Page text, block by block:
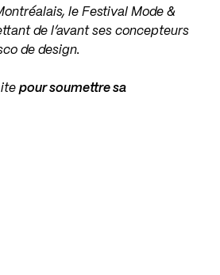
le Festival Mode &
de l’avant ses concepteurs
de design.
pour soumettre sa